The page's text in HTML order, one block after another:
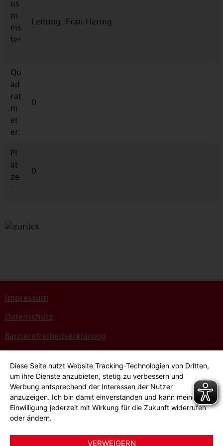
us
m
eis
ter
:
Leitung: Frau Hering
Qu
ad
rat
m
et
er:
0
Pl
ät
ze
:
0
Impressum
Datenschutz
Barrierefreiheitserklärung
Bildnachweise
Hinweisgeber*innensystem
Cookie-Einstellungen
Diese Seite nutzt Website Tracking-Technologien von Dritten,
um ihre Dienste anzubieten, stetig zu verbessern und
Werbung entsprechend der Interessen der Nutzer
anzuzeigen. Ich bin damit einverstanden und kann meine
Einwilligung jederzeit mit Wirkung für die Zukunft widerrufen
oder ändern.
VERWEIGERN